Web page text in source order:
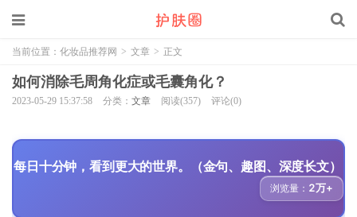
当前位置： 化妆品推荐网 > 文章 > 正文
如何消除毛周角化症或毛囊角化？
2023-05-29 15:37:58 分类： 文章 阅读(357) 评论(0)
每日十分钟，看到更大的世界。（金句、趣图、深度长文）
浏览量： 2万+